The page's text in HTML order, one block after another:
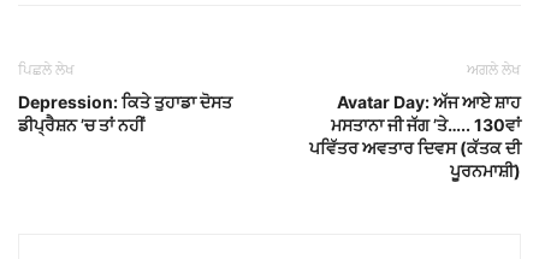
ਪਿਛਲੇ ਲੇਖ
Depression: ਕਿਤੇ ਤੁਹਾਡਾ ਦੋਸਤ
ਡੀਪ੍ਰੈਸ਼ਨ ’ਚ ਤਾਂ ਨਹੀਂ
ਅਗਲੇ ਲੇਖ
Avatar Day: ਅੱਜ ਆਏ ਸ਼ਾਹ
ਮਸਤਾਨਾ ਜੀ ਜੱਗ ’ਤੇ….. 130ਵਾਂ
ਪਵਿੱਤਰ ਅਵਤਾਰ ਦਿਵਸ (ਕੱਤਕ ਦੀ
ਪੂਰਨਮਾਸ਼ੀ)